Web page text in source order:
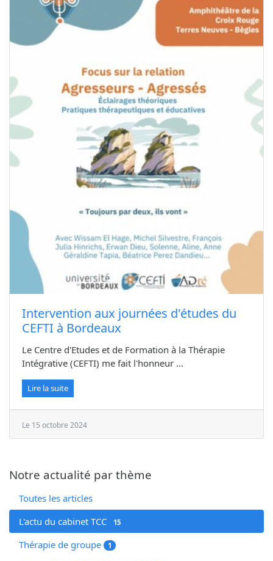
Intervention aux journées d'études du
CEFTI à Bordeaux
Le Centre d'Etudes et de Formation à la Thérapie
Intégrative (CEFTI) me fait l'honneur ...
Lire la suite
Le 15 octobre 2024
Notre actualité par thème
Toutes les articles
L'actu du cabinet TCC
15
Thérapie de groupe 1